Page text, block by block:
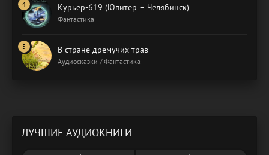
Курьер-619 (Юпитер – Челябинск)
Фантастика
В стране дремучих трав
Аудиосказки / Фантастика
ЛУЧШИЕ АУДИОКНИГИ